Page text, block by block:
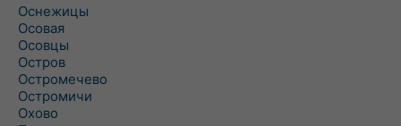
Оснежицы
Осовая
Осовцы
Остров
Остромечево
Остромичи
Охово